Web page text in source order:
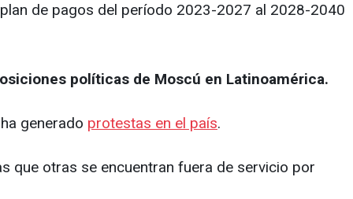
de pagos del período 2023-2027 al 2028-2040
políticas de Moscú en Latinoamérica.
generado protestas en el país.
que otras se encuentran fuera de servicio por